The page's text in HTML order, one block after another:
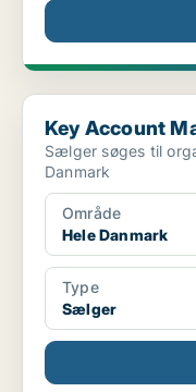
Key Account Manager
Key Account
Sælger søges til
Danmark
Område
Hele Danmark
Type
Sælger